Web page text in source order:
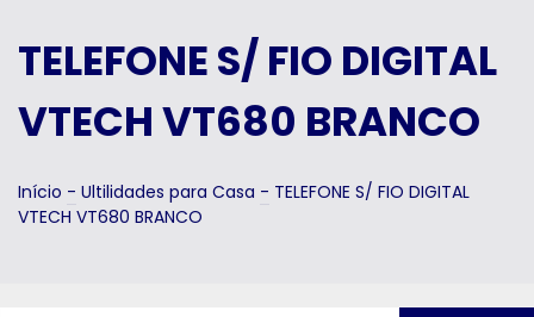
TELEFONE S/ FIO DIGITAL
VTECH VT680 BRANCO
Início - Ultilidades para Casa - TELEFONE S/ FIO DIGITAL
VTECH VT680 BRANCO